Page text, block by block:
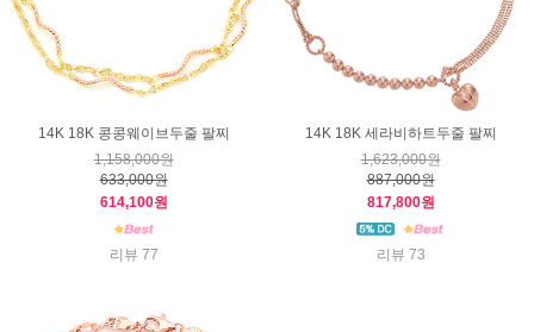
14K 18K 콩콩웨이브두줄 팔찌
1,158,000원
633,000원
614,100원
리뷰 77
14K 18K 세라비하트두줄 팔찌
1,623,000원
887,000원
817,800원
리뷰 73